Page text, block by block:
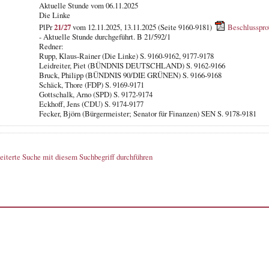
Aktuelle Stunde vom 06.11.2025
Die Linke
PlPr21/27vom 12.11.2025, 13.11.2025 (Seite 9160-9181)
- Aktuelle Stunde durchgeführt. B 21/592/1
Redner:
Rupp, Klaus-Rainer (Die Linke) S. 9160-9162, 9177-9178
Leidreiter, Piet (BÜNDNIS DEUTSCHLAND) S. 9162-9166
Bruck, Philipp (BÜNDNIS 90/DIE GRÜNEN) S. 9166-9168
Schäck, Thore (FDP) S. 9169-9171
Gottschalk, Arno (SPD) S. 9172-9174
Eckhoff, Jens (CDU) S. 9174-9177
Fecker, Björn (Bürgermeister; Senator für Finanzen) SEN S. 9178-9181
Suche mit diesem Suchbegriff durchführen